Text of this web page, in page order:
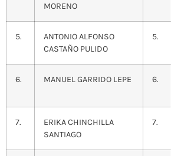
MORENO
5.
ANTONIO ALFONSO
CASTAÑO PULIDO
5.
6. MANUEL GARRIDO LEPE 6.
7.
ERIKA CHINCHILLA
SANTIAGO
7.